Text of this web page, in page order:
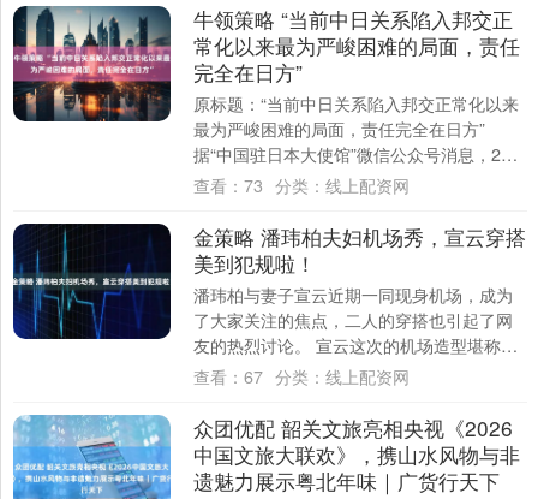
牛领策略 “当前中日关系陷入邦交正
常化以来最为严峻困难的局面，责任
完全在日方”
原标题：“当前中日关系陷入邦交正常化以来
最为严峻困难的局面，责任完全在日方”
据“中国驻日本大使馆”微信公众号消息，2月
10日，中国驻日本大使馆举办2026年新....
查看： 73 分类： 线上配资网
金策略 潘玮柏夫妇机场秀，宣云穿搭
美到犯规啦！
潘玮柏与妻子宣云近期一同现身机场，成为
了大家关注的焦点，二人的穿搭也引起了网
友的热烈讨论。 宣云这次的机场造型堪称时
尚典范。她的中长发自然披散，黑色发丝光
查看： 67 分类： 线上配资网
众团优配 韶关文旅亮相央视《2026
中国文旅大联欢》，携山水风物与非
遗魅力展示粤北年味｜广货行天下